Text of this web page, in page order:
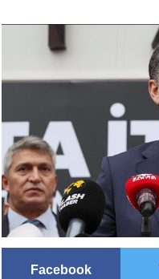
Facebook